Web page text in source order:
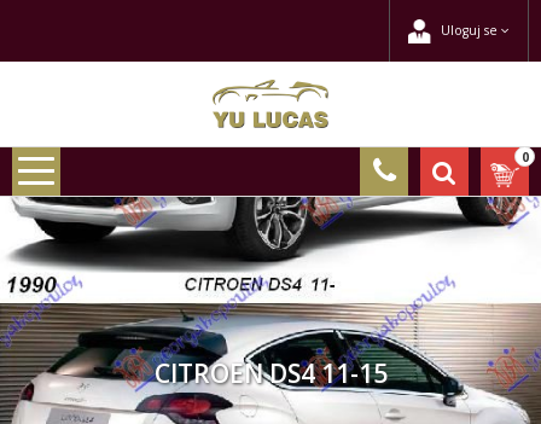
Uloguj se
0
CITROEN DS4 11-15